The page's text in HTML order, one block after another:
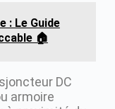
: Le Guide
🏠
DC
armoire